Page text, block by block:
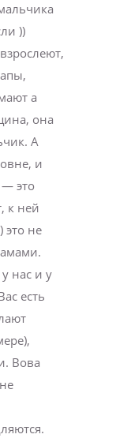
))
а
она
А
и
это
к ней
это не
нас и у
есть
Вова